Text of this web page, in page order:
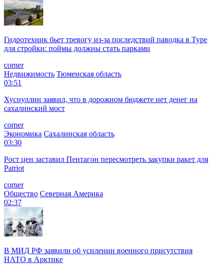
Гидротехник бьет тревогу из-за последствий паводка в Туре
для стройки: поймы должны стать парками
corner
Недвижимость Тюменская область
03:51
Хуснуллин заявил, что в дорожном бюджете нет денег на
сахалинский мост
corner
Экономика Сахалинская область
03:30
Рост цен заставил Пентагон пересмотреть закупки ракет для
Patriot
corner
Общество Северная Америка
02:37
В МИД РФ заявили об усилении военного присутствия
НАТО в Арктике